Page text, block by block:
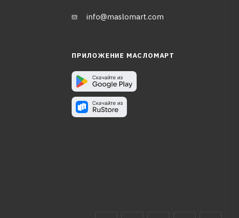
info@maslomart.com
ПРИЛОЖЕНИЕ МАСЛОМАРТ